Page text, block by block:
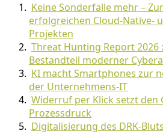
Keine Sonderfälle mehr –
erfolgreichen Cloud-Native-
Projekten
Threat Hunting Report 2026
Bestandteil moderner
KI macht Smartphones zur
der Unternehmens-IT
Widerruf per Klick setzt den
Prozessdruck
Digitalisierung des DRK-